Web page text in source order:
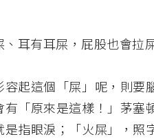
耳有耳屎，屁股也會拉
容起這個「屎」呢，則要
有「原來是這樣！」茅塞
是指眼淚；「火屎」，照